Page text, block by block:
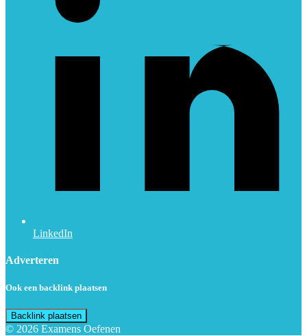
LinkedIn
Adverteren
Ook een backlink plaatsen
Backlink plaatsen
© 2026 Examens Oefenen